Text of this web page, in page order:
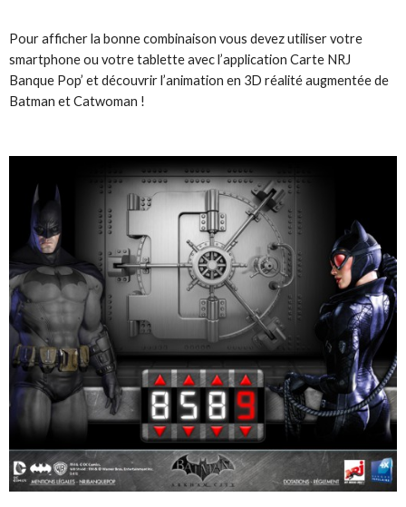
Pour afficher la bonne combinaison vous devez utiliser votre
smartphone ou votre tablette avec l’application Carte NRJ
Banque Pop’ et découvrir l’animation en 3D réalité augmentée de
Batman et Catwoman !